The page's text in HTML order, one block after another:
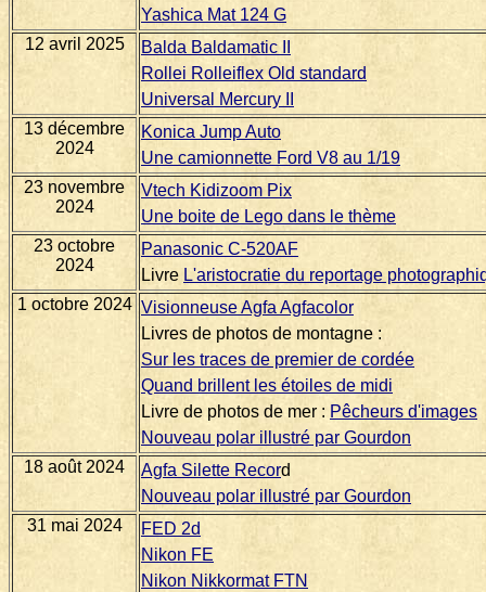
Yashica Mat 124 G
12 avril 2025
Balda Baldamatic II
Rollei Rolleiflex Old standard
Universal Mercury II
13 décembre
2024
Konica Jump Auto
Une camionnette Ford V8 au 1/19
23 novembre
2024
Vtech Kidizoom Pix
Une boite de Lego dans le thème
23 octobre
2024
Panasonic C-520AF
Livre L'aristocratie du reportage
1 octobre 2024 Visionneuse Agfa Agfacolor
Livres de photos de montagne :
Sur les traces de premier de cordée
Quand brillent les étoiles de midi
Livre de photos de mer : Pêcheurs d'images
Nouveau polar illustré par Gourdon
18 août 2024
Agfa Silette Record
Nouveau polar illustré par Gourdon
31 mai 2024
FED 2d
Nikon FE
Nikon Nikkormat FTN